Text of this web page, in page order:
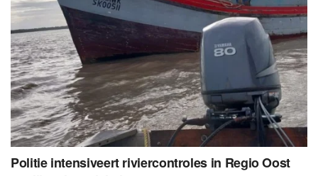
Politie intensiveert riviercontroles in Regio Oost